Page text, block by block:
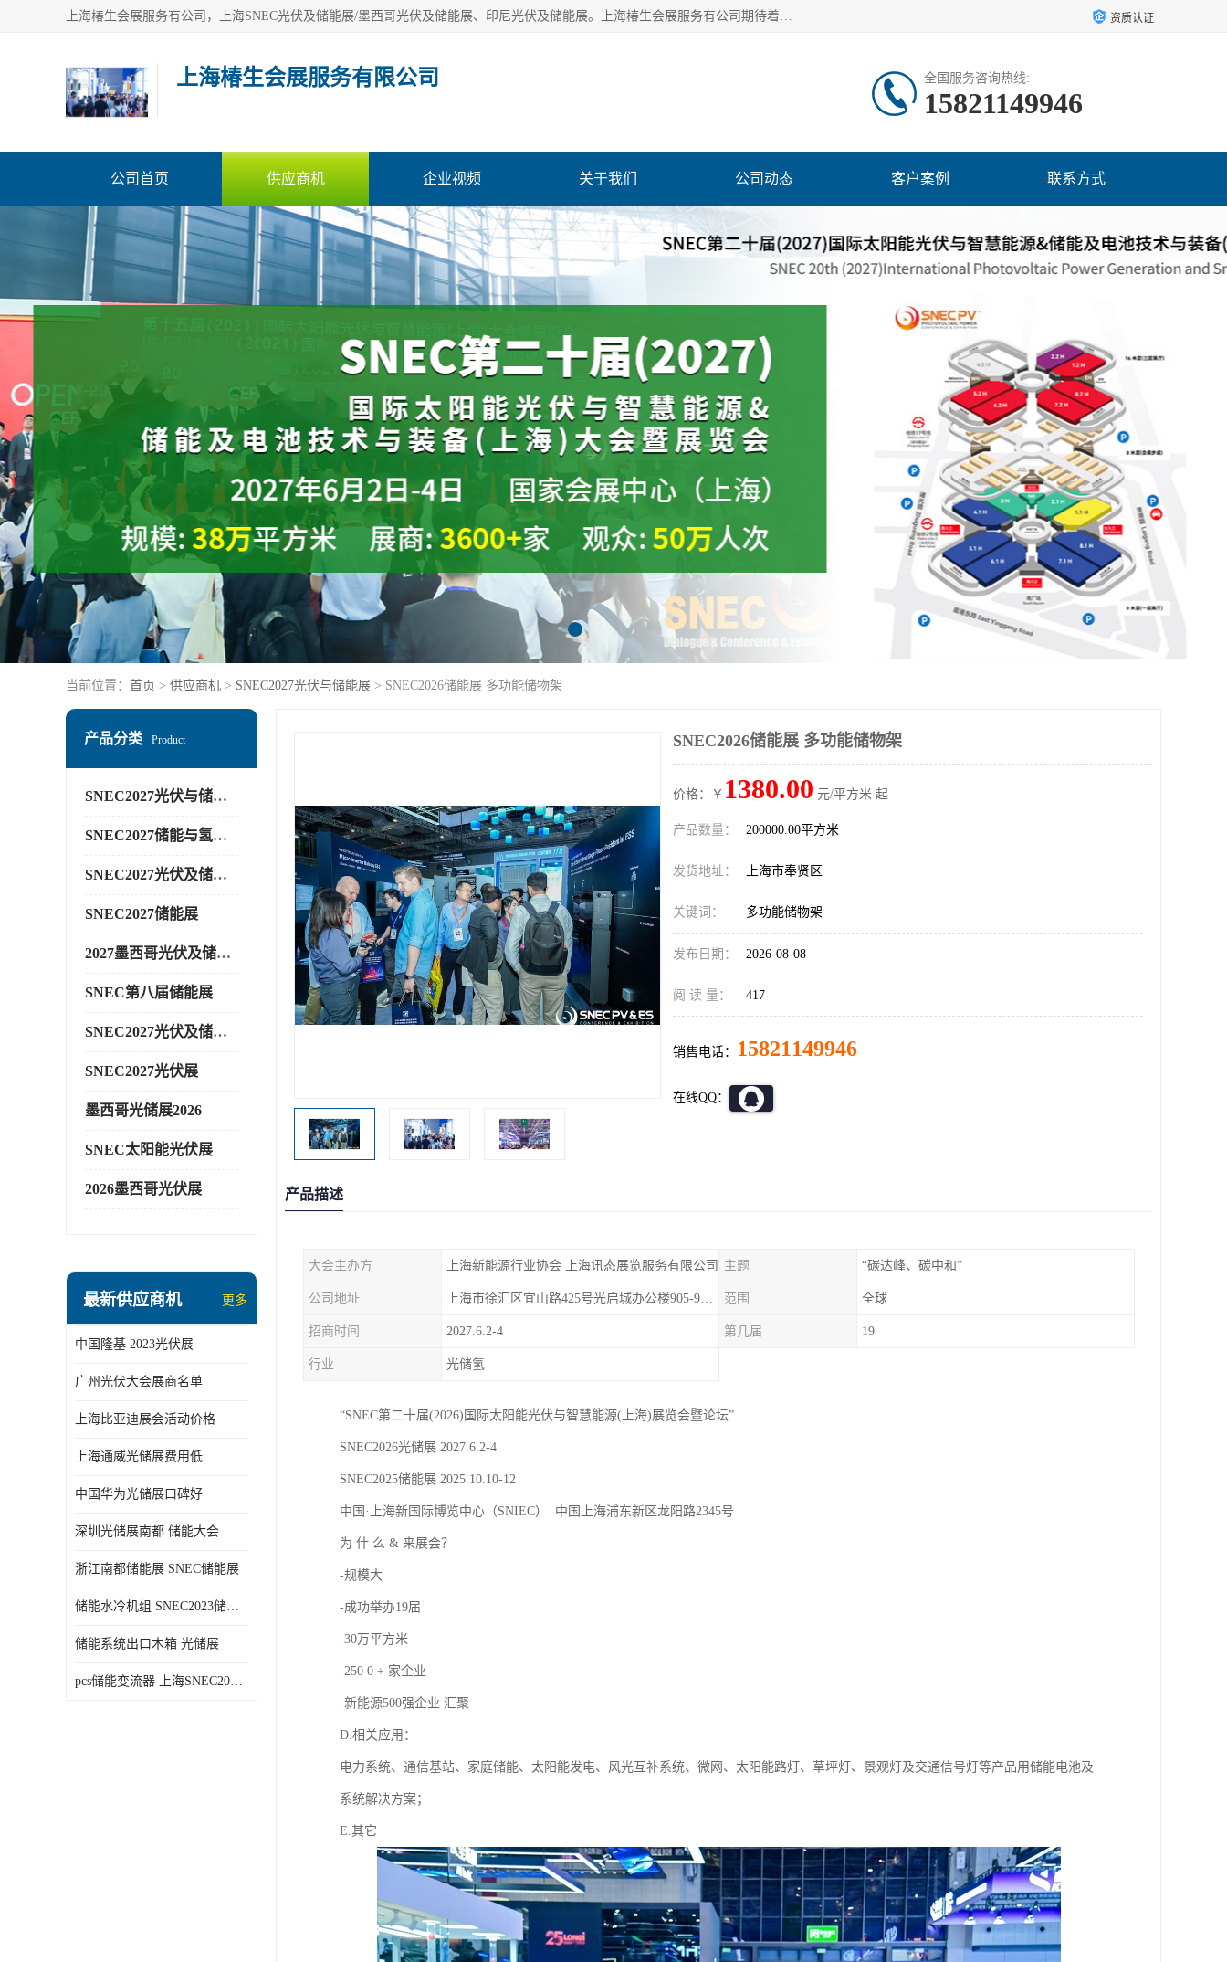
上海椿生会展服务有公司，上海SNEC光伏及储能展/墨西哥光伏及储能展、印尼光伏及储能展。上海椿生会展服务有公司期待着相关业者聚首我们的新能源平台，从产业的视野、以问题为导向，一起把脉中国、亚洲及世界太阳能光伏及储能市场。 资质认证
上海椿生会展服务有限公司 全国服务咨询热线:
15821149946
公司首页 供应商机 企业视频 关于我们 公司动态 客户案例 联系方式
当前位置： 首页 > 供应商机 > SNEC2027光伏与储能展 > SNEC2026储能展 多功能储物架
产品分类 Product
SNEC2027光伏与储能展
SNEC2027储能与氢能展
SNEC2027光伏及储能展
SNEC2027储能展
2027墨西哥光伏及储能展
SNEC第八届储能展
SNEC2027光伏及储能展
SNEC2027光伏展
墨西哥光储展2026
SNEC太阳能光伏展
2026墨西哥光伏展
最新供应商机 更多
中国隆基 2023光伏展
广州光伏大会展商名单
上海比亚迪展会活动价格
上海通威光储展费用低
中国华为光储展口碑好
深圳光储展南都 储能大会
浙江南都储能展 SNEC储能展
储能水冷机组 SNEC2023储能展
储能系统出口木箱 光储展
pcs储能变流器 上海SNEC2023光伏展
SNEC2026储能展 多功能储物架
价格：￥ 1380.00 元/平方米 起
产品数量： 200000.00平方米
发货地址： 上海市奉贤区
关键词： 多功能储物架
发布日期： 2026-08-08
阅 读 量： 417
销售电话： 15821149946
在线QQ：
产品描述
大会主办方 上海新能源行业协会 上海讯态展览服务有限公司 主题 “碳达峰、碳中和”
公司地址 上海市徐汇区宜山路425号光启城办公楼905-907室 范围 全球
招商时间 2027.6.2-4 第几届 19
行业 光储氢
“SNEC第二十届(2026)国际太阳能光伏与智慧能源(上海)展览会暨论坛”
SNEC2026光储展 2027.6.2-4
SNEC2025储能展 2025.10.10-12
中国·上海新国际博览中心（SNIEC） 中国上海浦东新区龙阳路2345号
为 什 么 & 来展会？
-规模大
-成功举办19届
-30万平方米
-250 0 + 家企业
-新能源500强企业 汇聚
D.相关应用：
电力系统、通信基站、家庭储能、太阳能发电、风光互补系统、微网、太阳能路灯、草坪灯、景观灯及交通信号灯等产品用储能电池及
系统解决方案；
E.其它